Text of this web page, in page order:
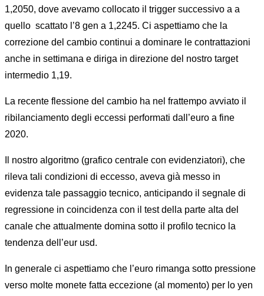
1,2050, dove avevamo collocato il trigger successivo a a
quello scattato l’8 gen a 1,2245. Ci aspettiamo che la
correzione del cambio continui a dominare le contrattazioni
anche in settimana e diriga in direzione del nostro target
intermedio 1,19.
La recente flessione del cambio ha nel frattempo avviato il
ribilanciamento degli eccessi performati dall’euro a fine
2020.
Il nostro algoritmo (grafico centrale con evidenziatori), che
rileva tali condizioni di eccesso, aveva già messo in
evidenza tale passaggio tecnico, anticipando il segnale di
regressione in coincidenza con il test della parte alta del
canale che attualmente domina sotto il profilo tecnico la
tendenza dell’eur usd.
In generale ci aspettiamo che l’euro rimanga sotto pressione
verso molte monete fatta eccezione (al momento) per lo yen